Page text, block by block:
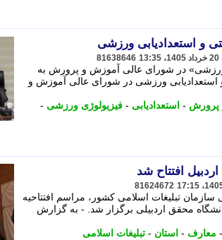
و استعدادیابی ورزشی
81638646
ورزشی» در شورای عالی آموزش و پرورش به
ورزشی در شورای عالی آموزش و
پرورش - استعدادیابی - فیزیولوژی ورزشی -
افتتاح شد
81624672
تبلیغات اسلامی کشور، مراسم افتتاحیه
محقق اردبیلی برگزار شد. - به گزارش
- معارف - استان - تبلیغات اسلامی